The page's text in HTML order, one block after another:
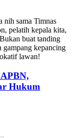
nih sama Timnas
pelatih kepala kita,
buat tanding
gampang kepancing
lawan!
Hukum